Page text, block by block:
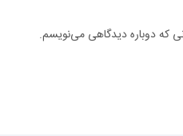
که دوباره دیدگاهی می‌نویسم.